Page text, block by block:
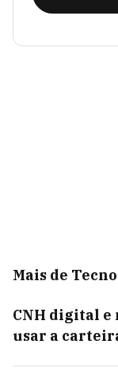
Mais de
CNH digital e
usar a